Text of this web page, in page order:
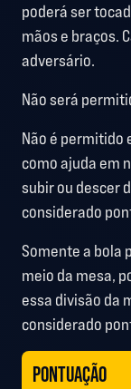
poderá ser
mãos e braços.
adversário.
Não será
Não é permitido
como ajuda em
subir ou descer
considerado
Somente a bola
meio da mesa,
essa divisão da
considerado
PONTUAÇÃO